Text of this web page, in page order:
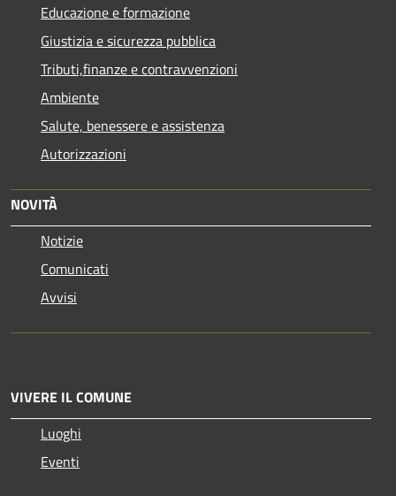
Educazione e formazione
Giustizia e sicurezza pubblica
Tributi,finanze e contravvenzioni
Ambiente
Salute, benessere e assistenza
Autorizzazioni
NOVITÀ
Notizie
Comunicati
Avvisi
VIVERE IL COMUNE
Luoghi
Eventi